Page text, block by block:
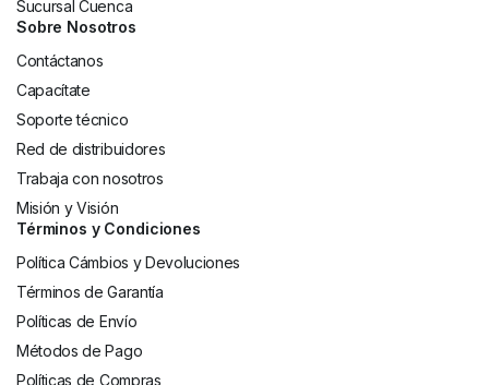
Sucursal Cuenca
Sobre Nosotros
Contáctanos
Capacítate
Soporte técnico
Red de distribuidores
Trabaja con nosotros
Misión y Visión
Términos y Condiciones
Política Cámbios y Devoluciones
Términos de Garantía
Políticas de Envío
Métodos de Pago
Políticas de Compras